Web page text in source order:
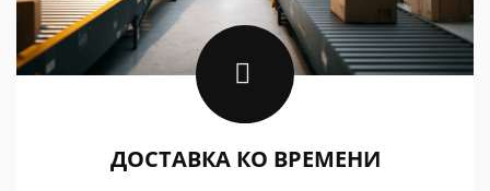
ДОСТАВКА КО ВРЕМЕНИ